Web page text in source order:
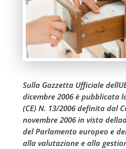
Sulla Gazzetta Ufficiale
dicembre 2006 è pubblicata
(CE) N. 13/2006 definita dal
novembre 2006 in vista
del Parlamento europeo e
alla valutazione e alla